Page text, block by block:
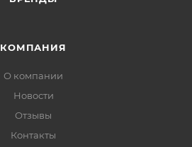
КОМПАНИЯ
О компании
Новости
Отзывы
Контакты